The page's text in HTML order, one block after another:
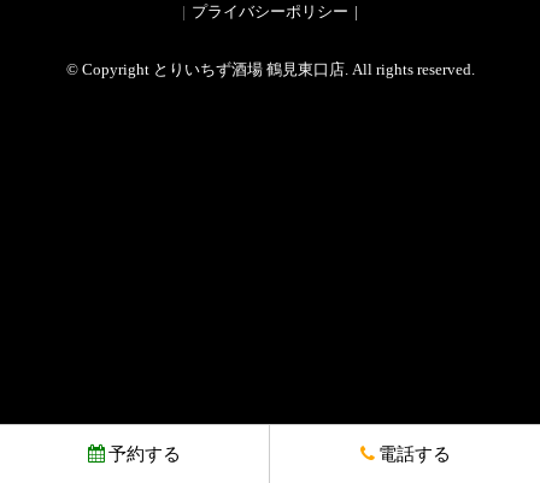
プライバシーポリシー
© Copyright とりいちず酒場 鶴見東口店. All rights reserved.
予約する 電話する